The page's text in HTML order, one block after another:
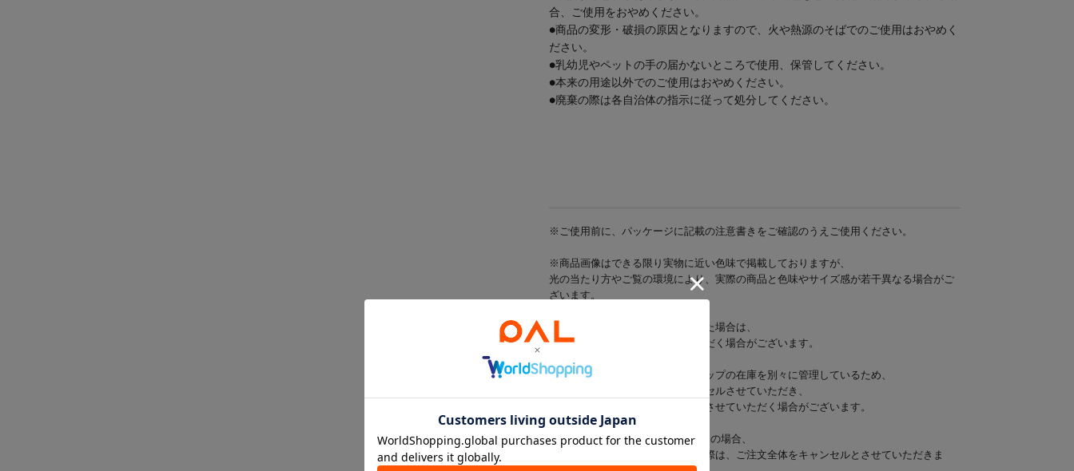
合、ご使用をおやめください。
●商品の変形・破損の原因となりますので、火や熱源のそばでのご使用はおやめく
ださい。
●乳幼児やペットの手の届かないところで使用、保管してください。
●本来の用途以外でのご使用はおやめください。
●廃棄の際は各自治体の指示に従って処分してください。
※ご使用前に、パッケージに記載の注意書きをご確認のうえご使用ください。
※商品画像はできる限り実物に近い色味で掲載しておりますが、
光の当たり方やご覧の環境により、実際の商品と色味やサイズ感が若干異なる場合がご
ざいます。
※出荷前に商品不具合が確認された場合は、
該当商品をキャンセルさせていただく場合がございます。
※当店では店舗とオンラインショップの在庫を別々に管理しているため、
在庫状況により一部商品をキャンセルさせていただき、
在庫をご用意できた商品のみ発送させていただく場合がございます。
※お支払い方法がd払い・メルペイの場合、
一部商品のキャンセルが発生した際は、ご注文全体をキャンセルとさせていただきま